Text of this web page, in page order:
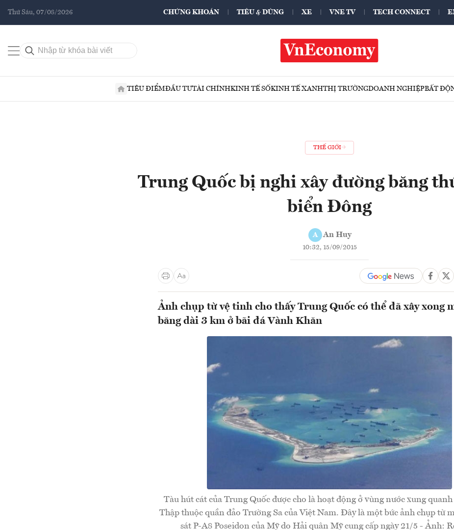
Thứ Sáu, 07/08/2026 CHỨNG KHOÁN TIÊU & DÙNG XE VNE TV TECH CONNECT
TIÊU ĐIỂMĐẦU TƯTÀI CHÍNHKINH TẾ SỐKINH TẾ XANHTHỊ TRƯỜNGDOANH NGHIỆPBẤT
THẾ GIỚI
Trung Quốc bị nghi xây đường băng
biển Đông
A An Huy
10:32, 15/09/2015
Ảnh chụp từ vệ tinh cho thấy Trung Quốc có thể đã xây xong
băng dài 3 km ở bãi đá Vành Khăn
Tàu hút cát của Trung Quốc được cho là hoạt động ở vùng nước xung quanh
Thập thuộc quần đảo Trường Sa của Việt Nam. Đây là một bức ảnh chụp từ
sát P-A8 Poseidon của Mỹ do Hải quân Mỹ cung cấp ngày 21/5 - Ảnh: